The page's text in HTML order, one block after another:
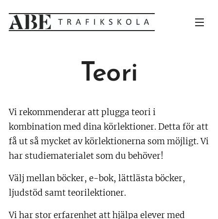
Teori
Vi rekommenderar att plugga teori i
kombination med dina körlektioner. Detta för att
få ut så mycket av körlektionerna som möjligt.Vi
har studiematerialet som du behöver!
Välj mellan böcker, e-bok, lättlästa böcker,
ljudstöd samt teorilektioner.
Vi har stor erfarenhet att hjälpa elever med